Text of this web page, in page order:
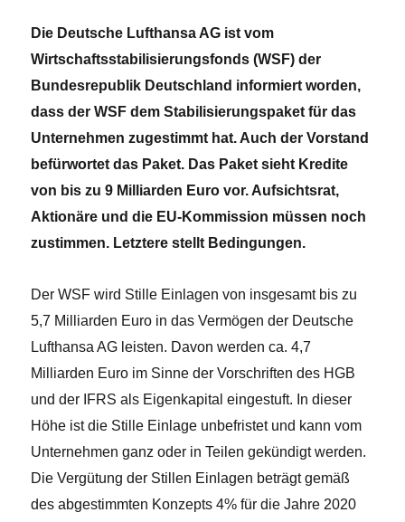
Die Deutsche Lufthansa AG ist vom
Wirtschaftsstabilisierungsfonds (WSF) der
Bundesrepublik Deutschland informiert worden,
dass der WSF dem Stabilisierungspaket für das
Unternehmen zugestimmt hat. Auch der Vorstand
befürwortet das Paket. Das Paket sieht Kredite
von bis zu 9 Milliarden Euro vor. Aufsichtsrat,
Aktionäre und die EU-Kommission müssen noch
zustimmen. Letztere stellt Bedingungen.
Der WSF wird Stille Einlagen von insgesamt bis zu
5,7 Milliarden Euro in das Vermögen der Deutsche
Lufthansa AG leisten. Davon werden ca. 4,7
Milliarden Euro im Sinne der Vorschriften des HGB
und der IFRS als Eigenkapital eingestuft. In dieser
Höhe ist die Stille Einlage unbefristet und kann vom
Unternehmen ganz oder in Teilen gekündigt werden.
Die Vergütung der Stillen Einlagen beträgt gemäß
des abgestimmten Konzepts 4% für die Jahre 2020